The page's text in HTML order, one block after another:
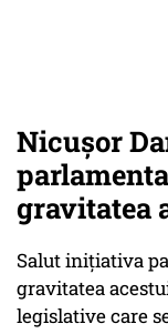
Nicușor
gravitatea
Salut inițiativa
gravitatea
legislative care